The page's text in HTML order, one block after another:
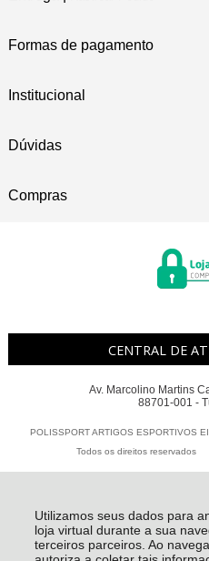
Utilizamos seus dados para
loja virtual durante a sua
terceiros parceiros. Ao
Formas de pagamento
Institucional
Dúvidas
Compras
CENTRAL DE
Av. Marcolino Martins
88701-001 -
POLISSPORT ARTIGOS ESPORTIVOS
Todos os direitos reservados